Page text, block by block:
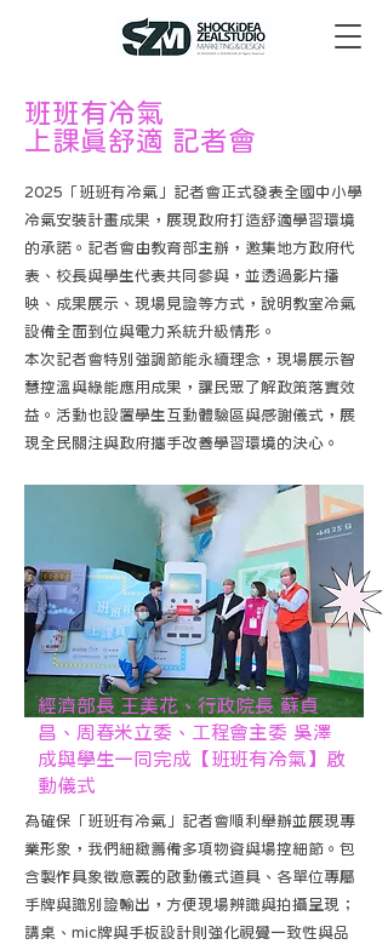
班班有冷氣
上課真舒適 記者會
2025「班班有冷氣」記者會正式發表全國中小學
冷氣安裝計畫成果，展現政府打造舒適學習環境
的承諾。記者會由教育部主辦，邀集地方政府代
表、校長與學生代表共同參與，並透過影片播
映、成果展示、現場見證等方式，說明教室冷氣
設備全面到位與電力系統升級情形。
本次記者會特別強調節能永續理念，現場展示智
慧控溫與綠能應用成果，讓民眾了解政策落實效
益。活動也設置學生互動體驗區與感謝儀式，展
現全民關注與政府攜手改善學習環境的決心。
經濟部長 王美花、行政院長 蘇貞
昌、周春米立委、工程會主委 吳澤
成與學生一同完成【班班有冷氣】啟
動儀式
為確保「班班有冷氣」記者會順利舉辦並展現專
業形象，我們細緻籌備多項物資與場控細節。包
含製作具象徵意義的啟動儀式道具、各單位專屬
手牌與識別證輸出，方便現場辨識與拍攝呈現；
講桌、mic牌與手板設計則強化視覺一致性與品